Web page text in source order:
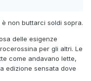
non buttarci soldi sopra.
delle esigenze
per gli altri. Le
come andavano lette,
edizione sensata dove